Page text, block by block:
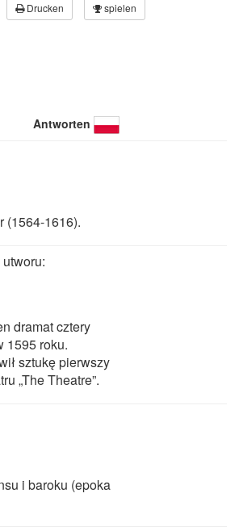
Drucken spielen
Antworten
(1564-1616).
dramat cztery
1595 roku.
sztukę pierwszy
„The Theatre”.
i baroku (epoka